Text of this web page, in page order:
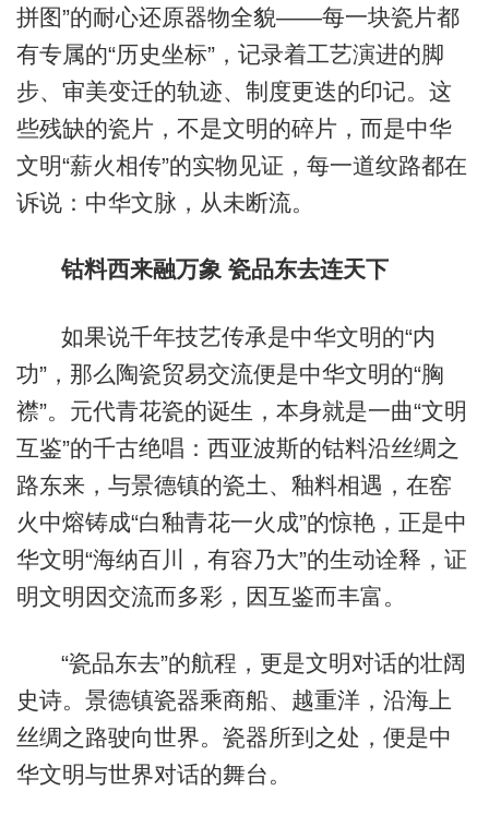
拼图”的耐心还原器物全貌——每一块瓷片都
有专属的“历史坐标”，记录着工艺演进的脚
步、审美变迁的轨迹、制度更迭的印记。这
些残缺的瓷片，不是文明的碎片，而是中华
文明“薪火相传”的实物见证，每一道纹路都在
诉说：中华文脉，从未断流。
钴料西来融万象 瓷品东去连天下
如果说千年技艺传承是中华文明的“内
功”，那么陶瓷贸易交流便是中华文明的“胸
襟”。元代青花瓷的诞生，本身就是一曲“文明
互鉴”的千古绝唱：西亚波斯的钴料沿丝绸之
路东来，与景德镇的瓷土、釉料相遇，在窑
火中熔铸成“白釉青花一火成”的惊艳，正是中
华文明“海纳百川，有容乃大”的生动诠释，证
明文明因交流而多彩，因互鉴而丰富。
“瓷品东去”的航程，更是文明对话的壮阔
史诗。景德镇瓷器乘商船、越重洋，沿海上
丝绸之路驶向世界。瓷器所到之处，便是中
华文明与世界对话的舞台。